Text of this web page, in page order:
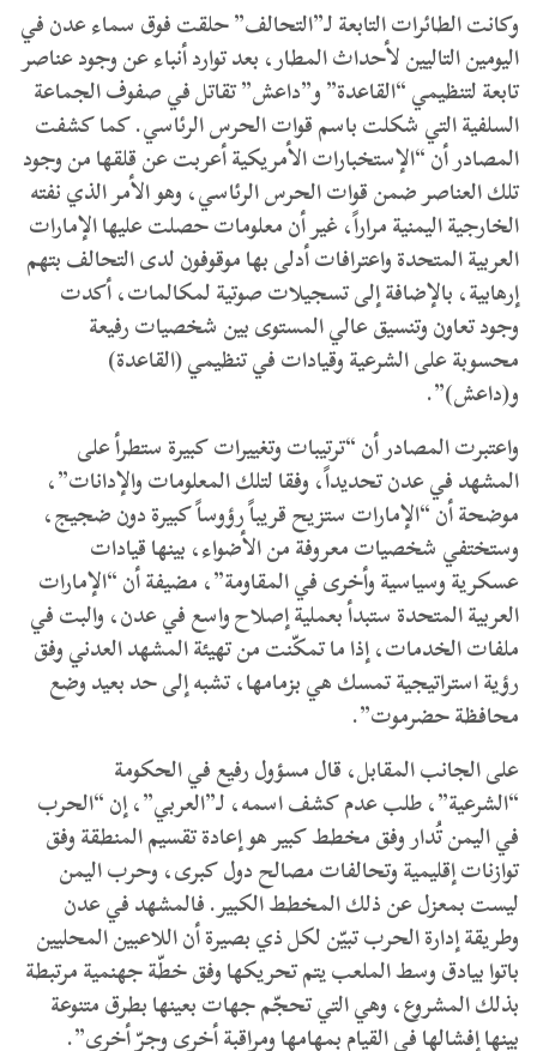
وكانت الطائرات التابعة لـ”التحالف” حلقت فوق سماء عدن في
اليومين التاليين لأحداث المطار، بعد توارد أنباء عن وجود عناصر
تابعة لتنظيمي “القاعدة” و”داعش” تقاتل في صفوف الجماعة
السلفية التي شكلت باسم قوات الحرس الرئاسي. كما كشفت
المصادر أن “الإستخبارات الأمريكية أعربت عن قلقها من وجود
تلك العناصر ضمن قوات الحرس الرئاسي، وهو الأمر الذي نفته
الخارجية اليمنية مراراً، غير أن معلومات حصلت عليها الإمارات
العربية المتحدة واعترافات أدلى بها موقوفون لدى التحالف بتهم
إرهابية، بالإضافة إلى تسجيلات صوتية لمكالمات، أكدت
وجود تعاون وتنسيق عالي المستوى بين شخصيات رفيعة
محسوبة على الشرعية وقيادات في تنظيمي (القاعدة)
و(داعش)”.
واعتبرت المصادر أن “ترتيبات وتغييرات كبيرة ستطرأ على
المشهد في عدن تحديداً، وفقا لتلك المعلومات والإدانات”،
موضحة أن “الإمارات ستزيح قريباً رؤوساً كبيرة دون ضجيج،
وستختفي شخصيات معروفة من الأضواء، بينها قيادات
عسكرية وسياسية وأخرى في المقاومة”، مضيفة أن “الإمارات
العربية المتحدة ستبدأ بعملية إصلاح واسع في عدن، والبت في
ملفات الخدمات، إذا ما تمكّنت من تهيئة المشهد العدني وفق
رؤية استراتيجية تمسك هي بزمامها، تشبه إلى حد بعيد وضع
محافظة حضرموت”.
على الجانب المقابل، قال مسؤول رفيع في الحكومة
“الشرعية”، طلب عدم كشف اسمه، لـ”العربي”، إن “الحرب
في اليمن تُدار وفق مخطط كبير هو إعادة تقسيم المنطقة وفق
توازنات إقليمية وتحالفات مصالح دول كبرى، وحرب اليمن
ليست بمعزل عن ذلك المخطط الكبير. فالمشهد في عدن
وطريقة إدارة الحرب تبيّن لكل ذي بصيرة أن اللاعبين المحليين
باتوا بيادق وسط الملعب يتم تحريكها وفق خطّة جهنمية مرتبطة
بذلك المشروع، وهي التي تحجّم جهات بعينها بطرق متنوعة
بينها إفشالها في القيام بمهامها ومراقبة أخرى وجرّ أخرى”.